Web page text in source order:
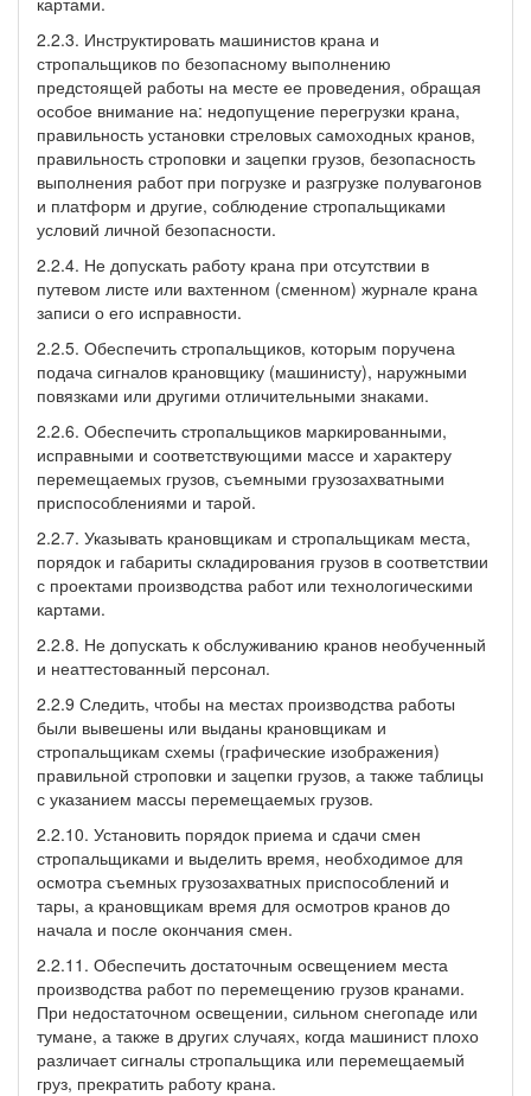
2.2.3. Инструктировать машинистов крана и
стропальщиков по безопасному выполнению
предстоящей работы на месте ее проведения, обращая
особое внимание на: недопущение перегрузки крана,
правильность установки стреловых самоходных кранов,
правильность строповки и зацепки грузов, безопасность
выполнения работ при погрузке и разгрузке полувагонов
и платформ и другие, соблюдение стропальщиками
условий личной безопасности.
2.2.4. Не допускать работу крана при отсутствии в
путевом листе или вахтенном (сменном) журнале крана
записи о его исправности.
2.2.5. Обеспечить стропальщиков, которым поручена
подача сигналов крановщику (машинисту), наружными
повязками или другими отличительными знаками.
2.2.6. Обеспечить стропальщиков маркированными,
исправными и соответствующими массе и характеру
перемещаемых грузов, съемными грузозахватными
приспособлениями и тарой.
2.2.7. Указывать крановщикам и стропальщикам места,
порядок и габариты складирования грузов в соответствии
с проектами производства работ или технологическими
картами.
2.2.8. Не допускать к обслуживанию кранов необученный
и неаттестованный персонал.
2.2.9 Следить, чтобы на местах производства работы
были вывешены или выданы крановщикам и
стропальщикам схемы (графические изображения)
правильной строповки и зацепки грузов, а также таблицы
с указанием массы перемещаемых грузов.
2.2.10. Установить порядок приема и сдачи смен
стропальщиками и выделить время, необходимое для
осмотра съемных грузозахватных приспособлений и
тары, а крановщикам время для осмотров кранов до
начала и после окончания смен.
2.2.11. Обеспечить достаточным освещением места
производства работ по перемещению грузов кранами.
При недостаточном освещении, сильном снегопаде или
тумане, а также в других случаях, когда машинист плохо
различает сигналы стропальщика или перемещаемый
груз, прекратить работу крана.